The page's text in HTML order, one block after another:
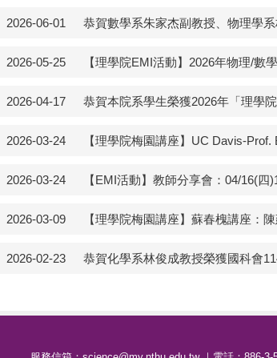
2026-06-01 恭賀數學系朱家杰副教授、物理學
2026-05-25 【理學院EMI活動】2026年物理/數
2026-04-17 恭賀本院系學生榮獲2026年「理學院
2026-03-24 【理學院梅園講座】UC Davis-
2026-03-24 【EMI活動】教師分享會：04/16(四
2026-03-09 【理學院梅園講座】蘇春槐講座：
2026-02-23 恭賀化學系林俊成教授榮獲國科會